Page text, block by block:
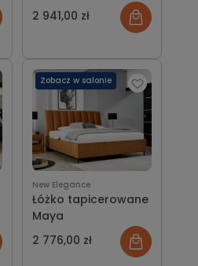
2 941,00 zł
New Elegance
Łóżko tapicerowane
Maya
2 776,00 zł
Zobacz w salonie